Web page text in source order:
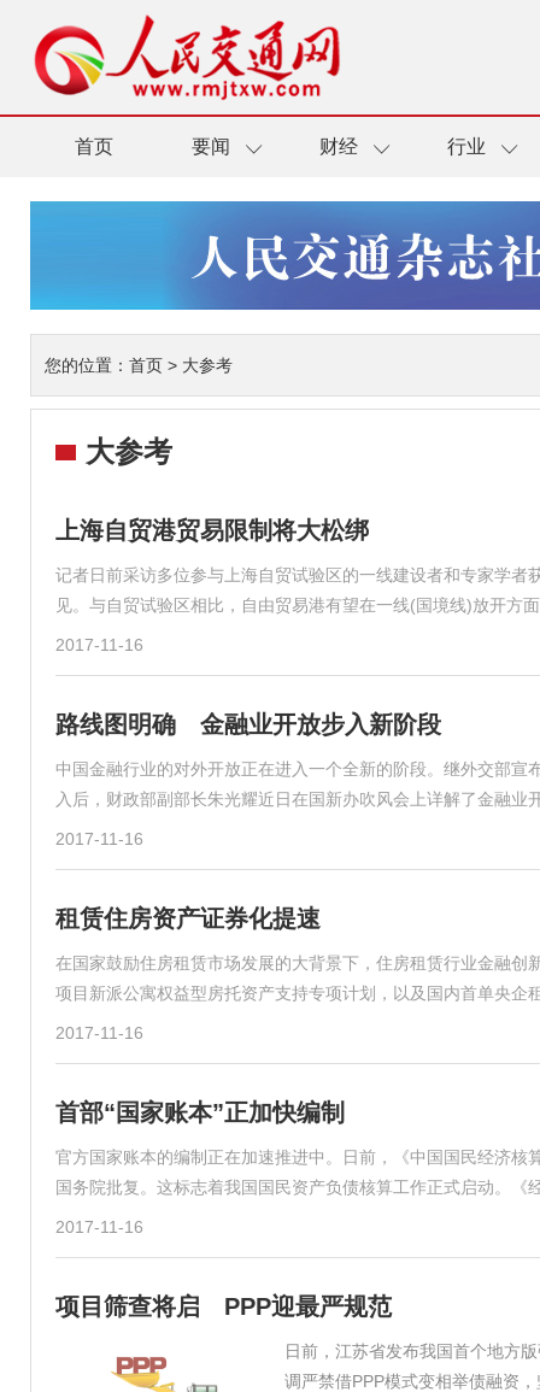
首页 要闻 财经 行业
您的位置： 首页 > 大参考
大参考
上海自贸港贸易限制将大松绑
记者日前采访多位参与上海自贸试验区的一线建设者和专家学
见。与自贸试验区相比，自由贸易港有望在一线(国境线)放开方
2017-11-16
路线图明确 金融业开放步入新阶段
中国金融行业的对外开放正在进入一个全新的阶段。继外交部
入后，财政部副部长朱光耀近日在国新办吹风会上详解了金融业
2017-11-16
租赁住房资产证券化提速
在国家鼓励住房租赁市场发展的大背景下，住房租赁行业金融
项目新派公寓权益型房托资产支持专项计划，以及国内首单央企
2017-11-16
首部“国家账本”正加快编制
官方国家账本的编制正在加速推进中。日前，《中国国民经济
国务院批复。这标志着我国国民资产负债核算工作正式启动。《
2017-11-16
项目筛查将启 PPP迎最严规范
日前，江苏省发布我国首个地方
调严禁借PPP模式变相举债融资